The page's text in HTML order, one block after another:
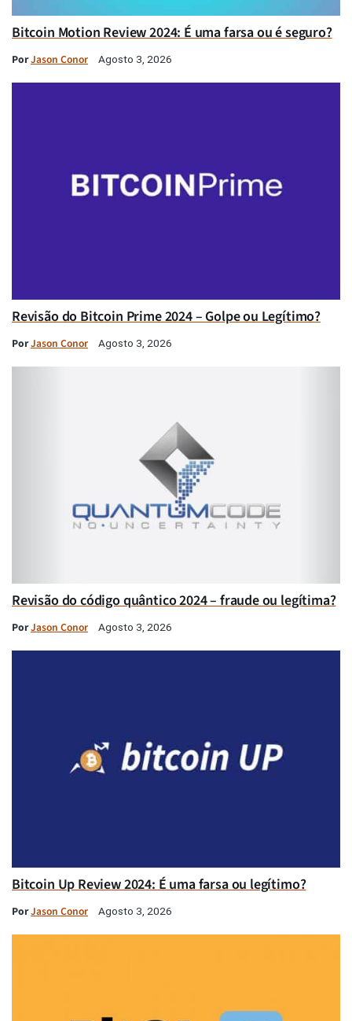
Bitcoin Motion Review 2024: É uma farsa ou é seguro?
PorJason Conor Agosto 3, 2026
Revisão do Bitcoin Prime 2024 – Golpe ou Legítimo?
PorJason Conor Agosto 3, 2026
Revisão do código quântico 2024 – fraude ou legítima?
PorJason Conor Agosto 3, 2026
Bitcoin Up Review 2024: É uma farsa ou legítimo?
PorJason Conor Agosto 3, 2026